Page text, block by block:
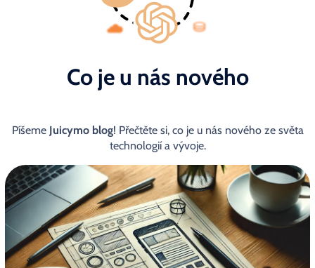
Co je u nás nového
Píšeme Juicymo blog! Přečtěte si, co je u nás nového ze světa
technologií a vývoje.